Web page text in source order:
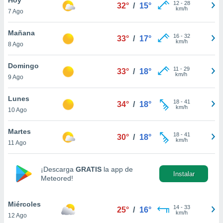
en
más
nuestra
de
aceptar
de
7 Ago
32° / 15° 12- 28
km/h
Mañana
8 Ago
33° / 17° 16- 32
km/h
Domingo
9 Ago
33° / 18° 11 - 29
km/h
Lunes
10 Ago
34° / 18° 18- 41
km/h
Martes
11 Ago
30° / 18° 18- 41
km/h
¡Descarga GRATIS la app de
Meteored!
Instalar
Miércoles
12 Ago
25° / 16° 14- 33
km/h